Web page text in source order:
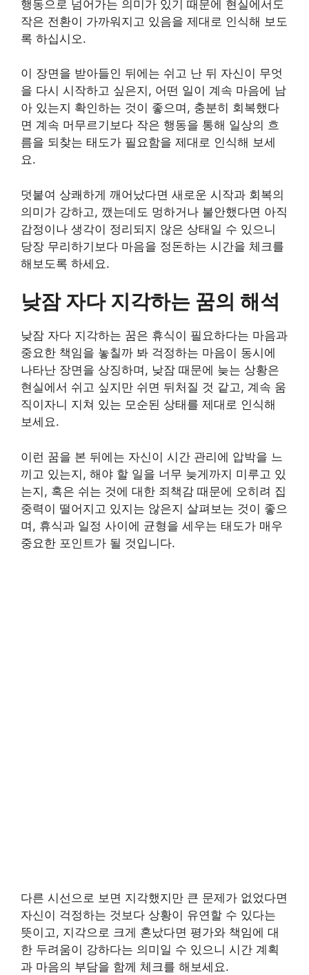
행동으로 넘어가는 의미가 있기 때문에 현실에서도
작은 전환이 가까워지고 있음을 제대로 인식해 보도
록 하십시오.
이 장면을 받아들인 뒤에는 쉬고 난 뒤 자신이 무엇
을 다시 시작하고 싶은지, 어떤 일이 계속 마음에 남
아 있는지 확인하는 것이 좋으며, 충분히 회복했다
면 계속 머무르기보다 작은 행동을 통해 일상의 흐
름을 되찾는 태도가 필요함을 제대로 인식해 보세
요.
덧붙여 상쾌하게 깨어났다면 새로운 시작과 회복의
의미가 강하고, 깼는데도 멍하거나 불안했다면 아직
감정이나 생각이 정리되지 않은 상태일 수 있으니
당장 무리하기보다 마음을 정돈하는 시간을 체크를
해보도록 하세요.
낮잠 자다 지각하는 꿈의 해석
낮잠 자다 지각하는 꿈은 휴식이 필요하다는 마음과
중요한 책임을 놓칠까 봐 걱정하는 마음이 동시에
나타난 장면을 상징하며, 낮잠 때문에 늦는 상황은
현실에서 쉬고 싶지만 쉬면 뒤처질 것 같고, 계속 움
직이자니 지쳐 있는 모순된 상태를 제대로 인식해
보세요.
이런 꿈을 본 뒤에는 자신이 시간 관리에 압박을 느
끼고 있는지, 해야 할 일을 너무 늦게까지 미루고 있
는지, 혹은 쉬는 것에 대한 죄책감 때문에 오히려 집
중력이 떨어지고 있지는 않은지 살펴보는 것이 좋으
며, 휴식과 일정 사이에 균형을 세우는 태도가 매우
중요한 포인트가 될 것입니다.
다른 시선으로 보면 지각했지만 큰 문제가 없었다면
자신이 걱정하는 것보다 상황이 유연할 수 있다는
뜻이고, 지각으로 크게 혼났다면 평가와 책임에 대
한 두려움이 강하다는 의미일 수 있으니 시간 계획
과 마음의 부담을 함께 체크를 해보세요.